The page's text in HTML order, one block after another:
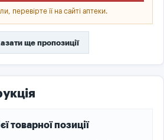
перевірте її на сайті аптеки.
ще пропозиції
товарної позиції